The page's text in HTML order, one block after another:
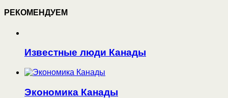
РЕКОМЕНДУЕМ
Известные люди Канады
Экономика Канады